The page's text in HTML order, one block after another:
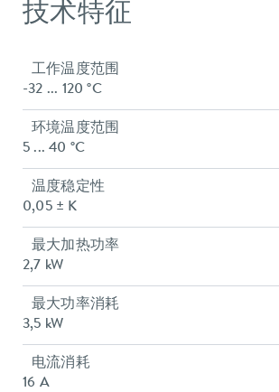
技术特征
工作温度范围
-32 ... 120 °C
环境温度范围
5 ... 40 °C
温度稳定性
0,05 ± K
最大加热功率
2,7 kW
最大功率消耗
3,5 kW
电流消耗
16 A